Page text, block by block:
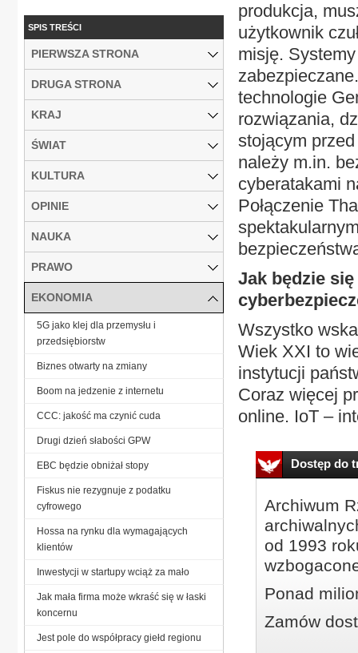
produkcja,
użytkownik
misję.
technologie
rozwiązania,
stojącym
należy m.in.
cyberatakami
Połączenie
Jak będzie
Wszystko
Wiek XXI to
instytucji
Coraz więcej
online. IoT –
Dostęp do
Archiwum
od 1993
Ponad
Zamów
SPIS TREŚCI
PIERWSZA STRONA
DRUGA STRONA
KRAJ
ŚWIAT
KULTURA
OPINIE
NAUKA
PRAWO
EKONOMIA
5G jako klej dla przemysłu i
przedsiębiorstw
Biznes otwarty na zmiany
Boom na jedzenie z internetu
CCC: jakość ma czynić cuda
Drugi dzień słabości GPW
EBC będzie obniżał stopy
Fiskus nie rezygnuje z podatku
cyfrowego
Hossa na rynku dla wymagających
klientów
Inwestycji w startupy wciąż za mało
Jak mała firma może wkraść się w łaski
koncernu
Jest pole do współpracy giełd regionu